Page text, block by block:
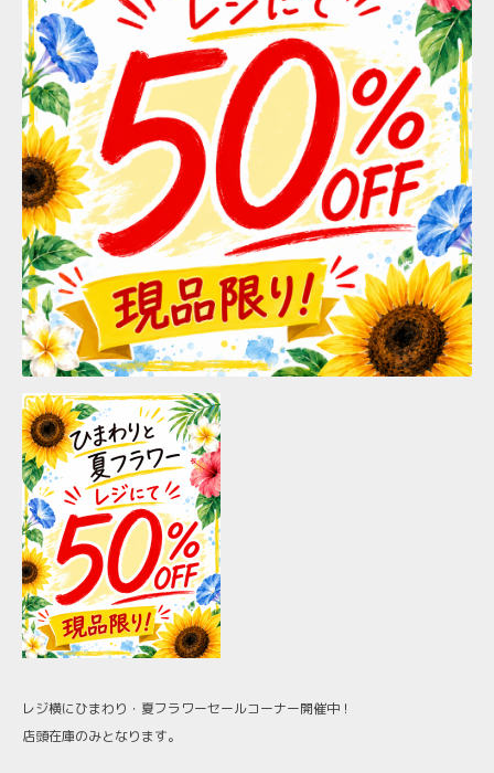
レジ横にひまわり・夏フラワーセールコーナー開催中！
店頭在庫のみとなります。